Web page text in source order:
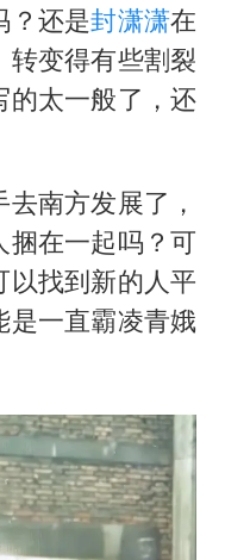
？还是封潇潇在
转变得有些割裂
的太一般了，还
南方发展了，
捆在一起吗？可
以找到新的人平
是一直霸凌青娥